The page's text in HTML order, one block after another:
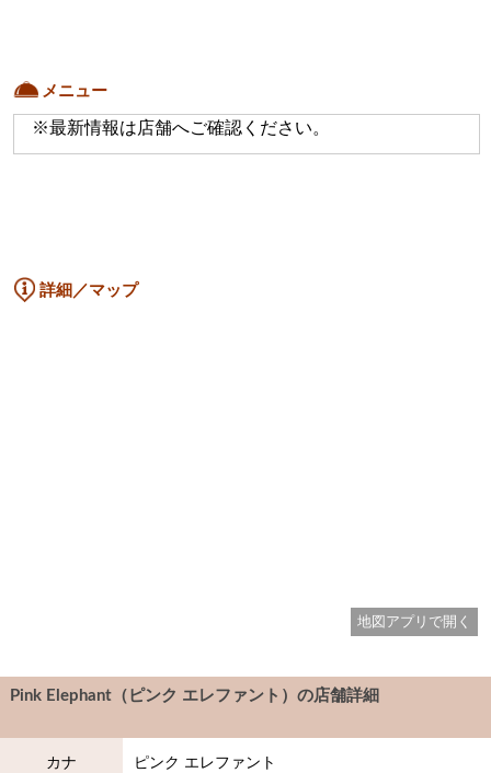
メニュー
※最新情報は店舗へご確認ください。
詳細／マップ
地図アプリで開く
Pink Elephant（ピンク エレファント） の店舗詳細
カナ ピンク エレファント